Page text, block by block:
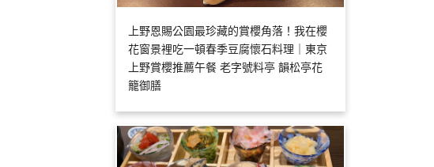
上野恩賜公園最珍藏的賞櫻角落！我在櫻
花窗景裡吃一頓春季豆腐懷石料理｜東京
上野賞櫻推薦午餐 老字號料亭 韻松亭花
籠御膳